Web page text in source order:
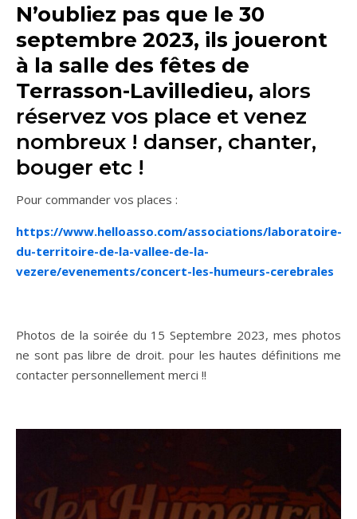
N’oubliez pas que le 30
septembre 2023, ils joueront
à la salle des fêtes de
Terrasson-Lavilledieu, alors
réservez vos place et venez
nombreux ! danser, chanter,
bouger etc !
Pour commander vos places :
https://www.helloasso.com/associations/laboratoire-
du-territoire-de-la-vallee-de-la-
vezere/evenements/concert-les-humeurs-cerebrales
Photos de la soirée du 15 Septembre 2023, mes photos
ne sont pas libre de droit. pour les hautes définitions me
contacter personnellement merci !!